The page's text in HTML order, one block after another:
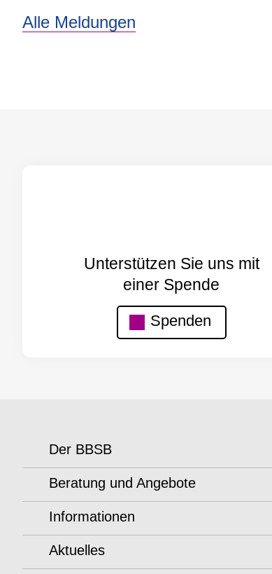
Alle Meldungen
Unterstützen Sie uns mit
einer Spende
Spenden
Der BBSB
Beratung und Angebote
Informationen
Aktuelles